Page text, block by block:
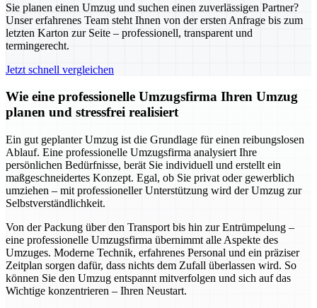
Sie planen einen Umzug und suchen einen zuverlässigen Partner?
Unser erfahrenes Team steht Ihnen von der ersten Anfrage bis zum
letzten Karton zur Seite – professionell, transparent und
termingerecht.
Jetzt schnell vergleichen
Wie eine professionelle Umzugsfirma Ihren Umzug
planen und stressfrei realisiert
Ein gut geplanter Umzug ist die Grundlage für einen reibungslosen
Ablauf. Eine professionelle Umzugsfirma analysiert Ihre
persönlichen Bedürfnisse, berät Sie individuell und erstellt ein
maßgeschneidertes Konzept. Egal, ob Sie privat oder gewerblich
umziehen – mit professioneller Unterstützung wird der Umzug zur
Selbstverständlichkeit.
Von der Packung über den Transport bis hin zur Entrümpelung –
eine professionelle Umzugsfirma übernimmt alle Aspekte des
Umzuges. Moderne Technik, erfahrenes Personal und ein präziser
Zeitplan sorgen dafür, dass nichts dem Zufall überlassen wird. So
können Sie den Umzug entspannt mitverfolgen und sich auf das
Wichtige konzentrieren – Ihren Neustart.